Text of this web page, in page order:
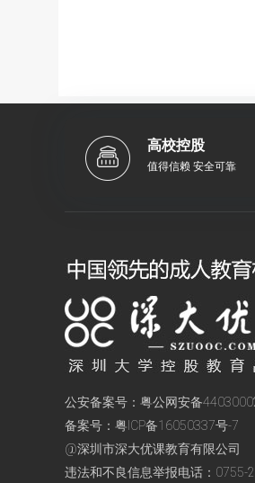
高校控股
值得信赖 安全可靠
公安备案号： 粤公网安备
备案号： 粤ICP备16050337号-7
@深圳市深大优课教育有限公司
违法和不良信息举报电话： 0755-